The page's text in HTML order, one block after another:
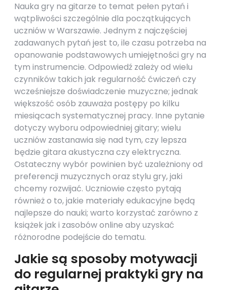
Nauka gry na gitarze to temat pełen pytań i
wątpliwości szczególnie dla początkujących
uczniów w Warszawie. Jednym z najczęściej
zadawanych pytań jest to, ile czasu potrzeba na
opanowanie podstawowych umiejętności gry na
tym instrumencie. Odpowiedź zależy od wielu
czynników takich jak regularność ćwiczeń czy
wcześniejsze doświadczenie muzyczne; jednak
większość osób zauważa postępy po kilku
miesiącach systematycznej pracy. Inne pytanie
dotyczy wyboru odpowiedniej gitary; wielu
uczniów zastanawia się nad tym, czy lepsza
będzie gitara akustyczna czy elektryczna.
Ostateczny wybór powinien być uzależniony od
preferencji muzycznych oraz stylu gry, jaki
chcemy rozwijać. Uczniowie często pytają
również o to, jakie materiały edukacyjne będą
najlepsze do nauki; warto korzystać zarówno z
książek jak i zasobów online aby uzyskać
różnorodne podejście do tematu.
Jakie są sposoby motywacji
do regularnej praktyki gry na